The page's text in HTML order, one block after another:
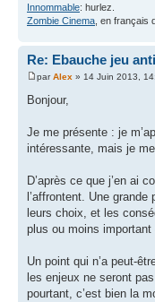
Innommable: hurlez.
Zombie Cinema , en français
Re: Ebauche jeu
parAlex » 14 Juin 2013,
Bonjour,
Je me présente : je
intéressante, mais je
D’après ce que j’en ai
l’affrontent. Une
leurs choix, et les
plus ou moins
Un point qui n’a peut-
les enjeux ne seront
pourtant, c’est bien la